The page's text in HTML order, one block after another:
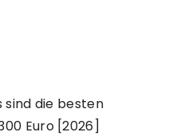
sind die besten
Euro [2026]